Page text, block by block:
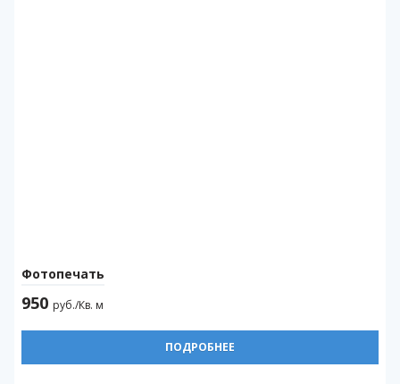
Фотопечать
950 руб./Кв. м
ПОДРОБНЕЕ